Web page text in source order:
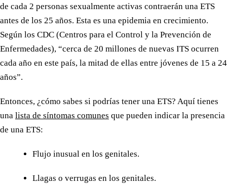
de cada 2 personas sexualmente activas contraerán una ETS
antes de los 25 años. Esta es una epidemia en crecimiento.
Según los CDC (Centros para el Control y la Prevención de
Enfermedades), “cerca de 20 millones de nuevas ITS ocurren
cada año en este país, la mitad de ellas entre jóvenes de 15 a 24
años”.
Entonces, ¿cómo sabes si podrías tener una ETS? Aquí tienes
una lista de síntomas comunes que pueden indicar la presencia
de una ETS:
Flujo inusual en los genitales.
Llagas o verrugas en los genitales.